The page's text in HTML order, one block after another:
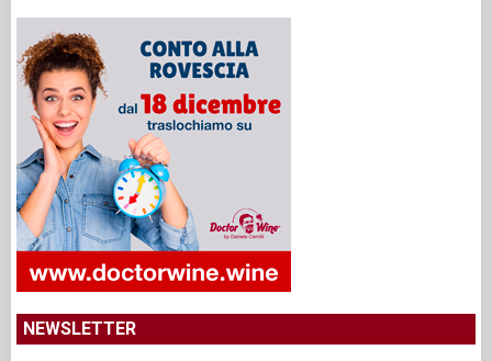
NEWSLETTER